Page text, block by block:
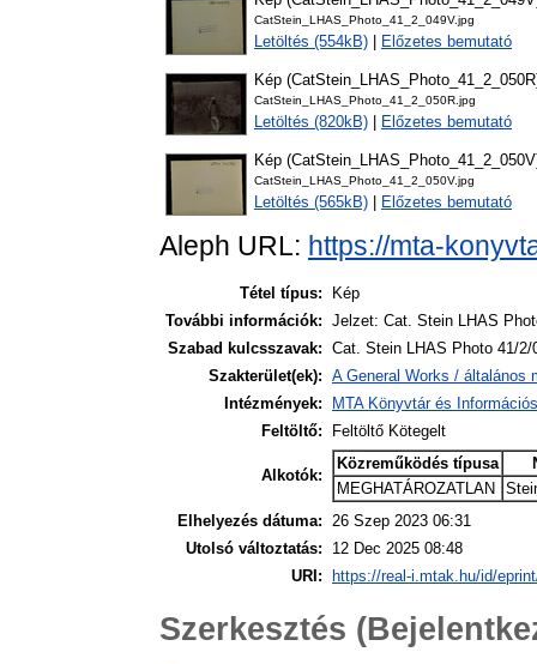
CatStein_LHAS_Photo_41_2_049V.jpg
Letöltés (554kB) Előzetes bemutató
Kép
CatStein_LHAS_Photo_41_2_050R.jpg
Letöltés (820kB) Előzetes bemutató
Kép
CatStein_LHAS_Photo_41_2_050V.jpg
Letöltés (565kB) Előzetes bemutató
Aleph URL: https://mta-
Tétel típus:
Kép
További információk: Jelzet: Cat. Stein LHAS
Szabad kulcsszavak: Cat. Stein LHAS Photo 41/
Szakterület(ek): A General Works / általános
Intézmények:
MTA Könyvtár és
Feltöltő:
Feltöltő Kötegelt
Alkotók:
Közreműködés típusa
MEGHATÁROZATLAN
Elhelyezés dátuma: 26 Szep 2023 06:31
Utolsó változtatás:
12 Dec 2025 08:48
URI:
https://real-i.mtak.hu/id/
Szerkesztés